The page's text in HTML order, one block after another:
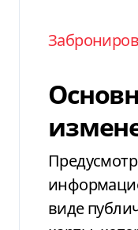
Предусмотрено создание
виде